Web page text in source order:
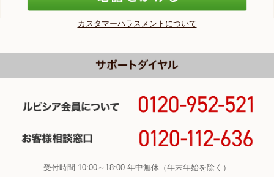
カスタマーハラスメントについて
受付時間 10:00～18:00 年中無休（年末年始を除く）